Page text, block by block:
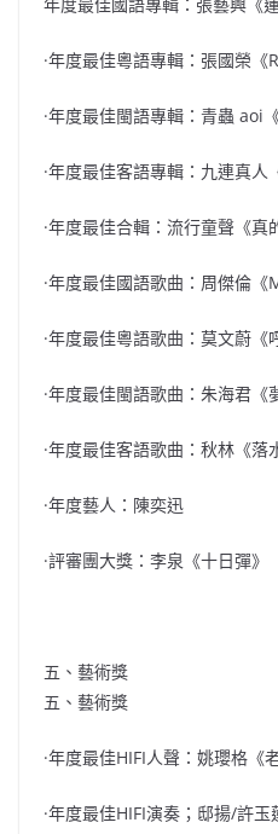
·年度最佳粵語專輯：張國榮《
·年度最佳閩語專輯：青蟲 aoi
·年度最佳客語專輯：九連真人
·年度最佳合輯：流行童聲《真
·年度最佳國語歌曲：周傑倫《
·年度最佳粵語歌曲：莫文蔚《
·年度最佳閩語歌曲：朱海君《
·年度最佳客語歌曲：秋林《落
·年度藝人：陳奕迅
·評審團大獎：李泉《十日彈》
五、藝術獎
五、藝術獎
·年度最佳HIFI人聲：姚瓔格《
·年度最佳HIFI演奏；邸揚/許玉